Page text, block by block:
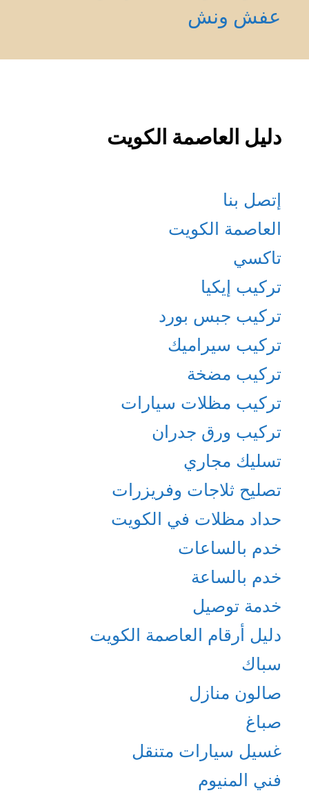
عفش ونش
دليل العاصمة الكويت
إتصل بنا
العاصمة الكويت
تاكسي
تركيب إيكيا
تركيب جبس بورد
تركيب سيراميك
تركيب مضخة
تركيب مظلات سيارات
تركيب ورق جدران
تسليك مجاري
تصليح ثلاجات وفريزرات
حداد مظلات في الكويت
خدم بالساعات
خدم بالساعة
خدمة توصيل
دليل أرقام العاصمة الكويت
سباك
صالون منازل
صباغ
غسيل سيارات متنقل
فني المنيوم